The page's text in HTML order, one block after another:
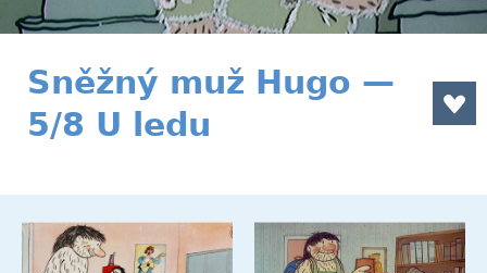
Sněžný muž Hugo —
5/8 U ledu